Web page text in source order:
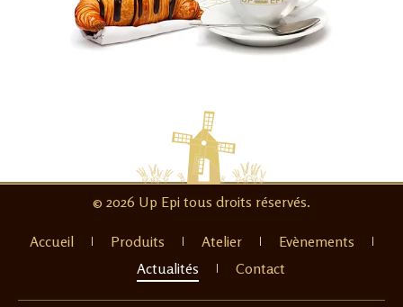
© 2026 Up Epi tous droits réservés.
Accueil Produits Atelier
Evènements
Actualités
Contact